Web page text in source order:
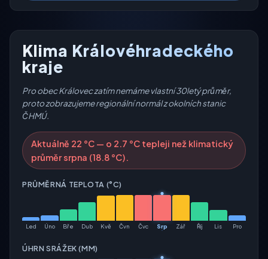
Klima Královéhradeckého
kraje
Pro obec Královec zatím nemáme vlastní 30letý průměr,
proto zobrazujeme regionální normál z okolních stanic
ČHMÚ.
Aktuálně 22 °C — o 2.7 °C tepleji než klimatický
průměr srpna (18.8 °C).
PRŮMĚRNÁ TEPLOTA (°C)
Led Úno Bře Dub Kvě Čvn Čvc Srp Zář Říj Lis Pro
ÚHRN SRÁŽEK (MM)